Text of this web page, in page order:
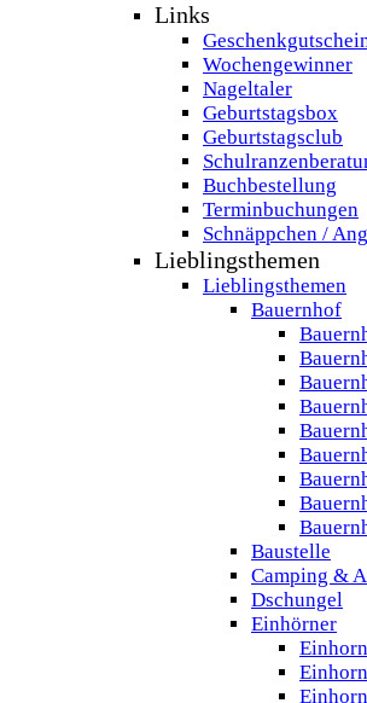
Links
Wochengewinner
Nageltaler
Geburtstagsbox
Geburtstagsclub
Buchbestellung
Terminbuchungen
Schnäppchen /
Lieblingsthemen
Lieblingsthemen
Bauernhof
Baustelle
Camping &
Dschungel
Einhörner